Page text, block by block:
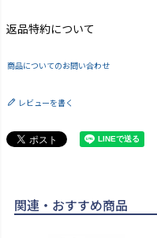
返品特約について
商品についてのお問い合わせ
レビューを書く
関連・おすすめ商品